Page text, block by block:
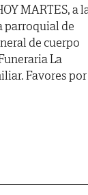
MARTES, a
parroquial de
de cuerpo
La
Favores por